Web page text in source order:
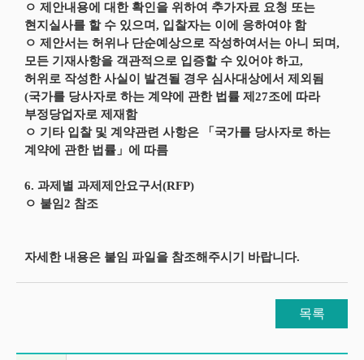
ㅇ 제안내용에 대한 확인을 위하여 추가자료 요청 또는
현지실사를 할 수 있으며, 입찰자는 이에 응하여야 함
ㅇ 제안서는 허위나 단순예상으로 작성하여서는 아니 되며,
모든 기재사항을 객관적으로 입증할 수 있어야 하고,
허위로 작성한 사실이 발견될 경우 심사대상에서 제외됨
(국가를 당사자로 하는 계약에 관한 법률 제27조에 따라
부정당업자로 제재함
ㅇ 기타 입찰 및 계약관련 사항은 「국가를 당사자로 하는
계약에 관한 법률」에 따름
6. 과제별 과제제안요구서(RFP)
ㅇ 붙임2 참조
자세한 내용은 붙임 파일을 참조해주시기 바랍니다.
목록